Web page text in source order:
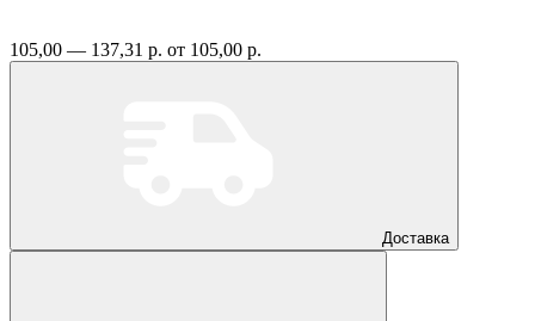
105,00 — 137,31 р. от 105,00 р.
Доставка